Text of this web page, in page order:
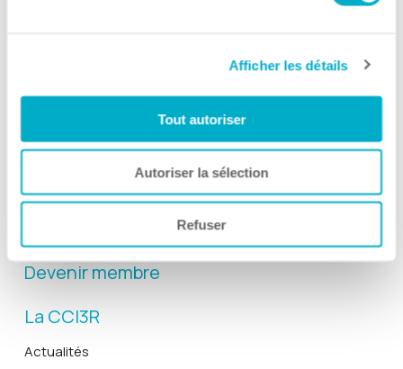
Afficher les détails
Tout autoriser
Autoriser la sélection
Refuser
Gala Radisson
Solutions RH
Devenir membre
La CCI3R
Actualités